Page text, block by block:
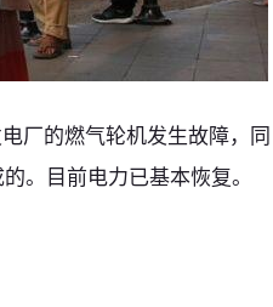
厂的燃气轮机发生故障，同
。目前电力已基本恢复。